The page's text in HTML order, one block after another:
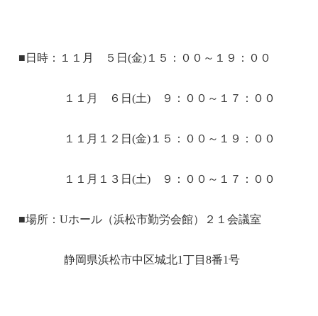
■日時：１１月 ５日(金)１５：００～１９：００
１１月 ６日(土) ９：００～１７：００
１１月１２日(金)１５：００～１９：００
１１月１３日(土) ９：００～１７：００
■場所：Uホール（浜松市勤労会館）２１会議室
静岡県浜松市中区城北1丁目8番1号